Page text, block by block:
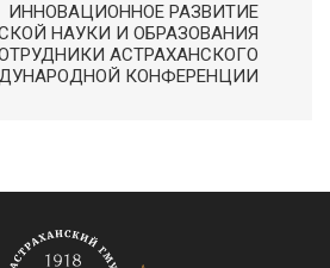
ИННОВАЦИОННОЕ РАЗВИТИЕ
НАУКИ И ОБРАЗОВАНИЯ
АСТРАХАНСКОГО
КОНФЕРЕНЦИИ